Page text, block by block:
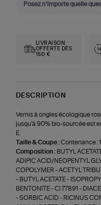
LIVRAISON
OFFERTE DÈS
150 €
DESCRIPTION
Vernis à ongles écologique
jusqu’à 90% bio-sourcée est
E.
Taille & Coupe :Contenance :
Composition : BUTYL
ADIPIC ACID/NEOPENTYL
COPOLYMER - ACETYL
- BUTYL ACETATE -
BENTONITE - CI 77891 -
- SORBIC ACID - RICINUS